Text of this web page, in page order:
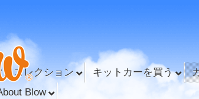
ムコレクション キットカーを買う
Blow